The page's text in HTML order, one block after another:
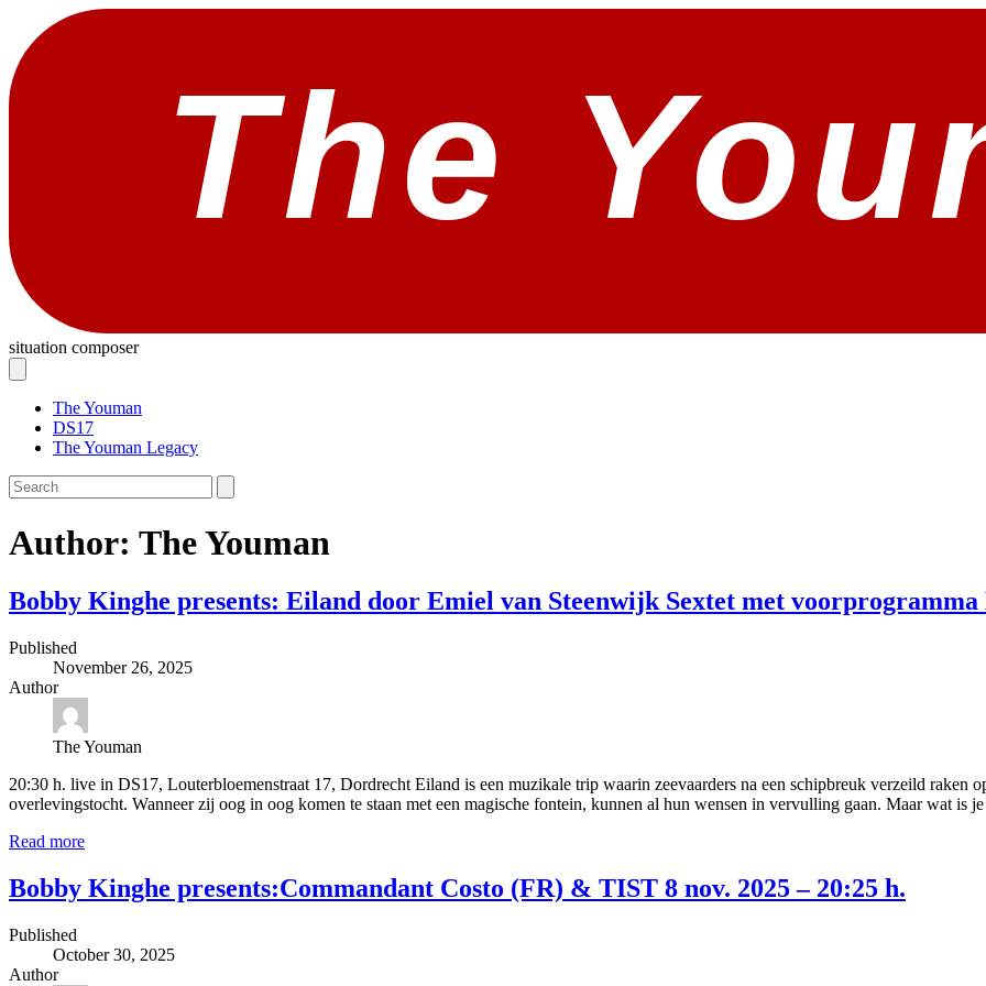
The
situation composer
The Youman
DS17
The Youman Legacy
Author: The Youman
Bobby Kinghe presents: Eiland door Emiel van Steenwijk Sextet met
Published
November 26, 2025
Author
The Youman
20:30 h. live in DS17, Louterbloemenstraat 17, Dordrecht Eiland is een muzikale trip waarin zeevaarders na een schipbreuk verzeild raken
overlevingstocht. Wanneer zij oog in oog komen te staan met een magische fontein, kunnen al hun wensen in vervulling gaan. Maar wat is
Read more
Bobby Kinghe presents:Commandant Costo (FR) & TIST 8 nov. 2025 – 20:25 h.
Published
October 30, 2025
Author